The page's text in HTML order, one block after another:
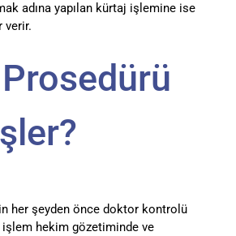
adına yapılan kürtaj işlemine ise
verir.
her şeyden önce doktor kontrolü
işlem hekim gözetiminde ve